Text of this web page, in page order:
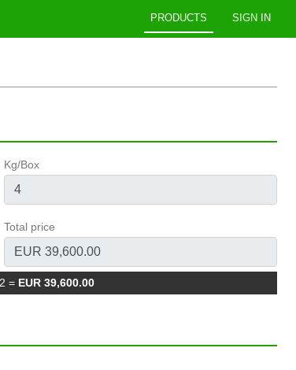
PRODUCTS SIGN IN
Kg/Box
Total price
= EUR 39,600.00